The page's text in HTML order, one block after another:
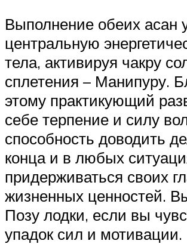
Выполнение обеих асан
центральную
тела, активируя чакру
сплетения – Манипуру.
этому практикующий
себе терпение и силу
способность доводить
конца и в любых
придерживаться своих
жизненных ценностей.
Позу лодки, если вы
упадок сил и мотивации.